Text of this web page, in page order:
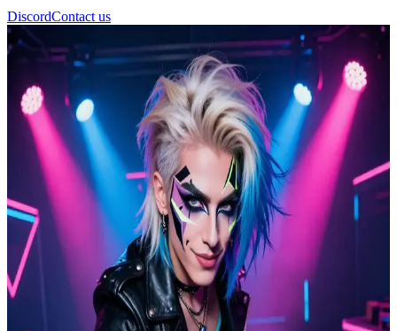
DiscordContact us